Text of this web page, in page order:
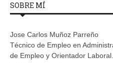
SOBRE MÍ
Jose Carlos Muñoz Parreño
Técnico de Empleo en
de Empleo y Orientador